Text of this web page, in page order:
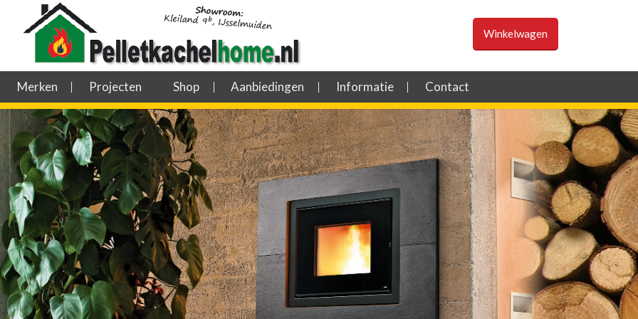
Winkelwagen
Merken Projecten Shop Aanbiedingen Informatie Contact